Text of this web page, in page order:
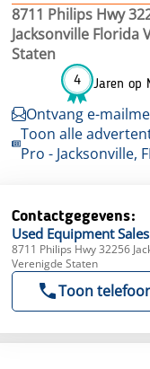
8711 Philips Hwy
Jacksonville Florida
Staten
4 Jaren op
Ontvang e-
Toon alle
Pro - Jacksonville,
Contactgegevens:
Used Equipment Sales
8711 Philips Hwy 32256
Verenigde Staten
Toon